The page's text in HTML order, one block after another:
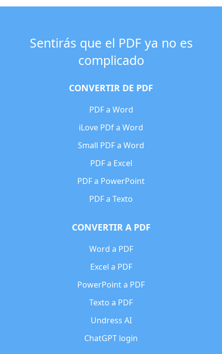
Sentirás que el PDF ya no es
complicado
CONVERTIR DE PDF
PDF a Word
iLove PDf a Word
Small PDF a Word
PDF a Excel
PDF a PowerPoint
PDF a Texto
CONVERTIR A PDF
Word a PDF
Excel a PDF
PowerPoint a PDF
Texto a PDF
Undress AI
ChatGPT login